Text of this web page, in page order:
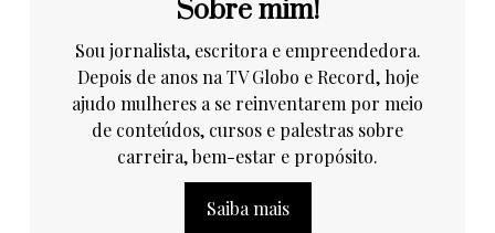
Sobre mim!
Sou jornalista, escritora e empreendedora.
Depois de anos na TV Globo e Record, hoje
ajudo mulheres a se reinventarem por meio
de conteúdos, cursos e palestras sobre
carreira, bem-estar e propósito.
Saiba mais